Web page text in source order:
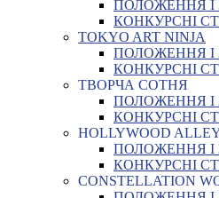
ПОЛОЖЕННЯ І
КОНКУРСНІ
TOKYO ART NINJA
ПОЛОЖЕННЯ І
КОНКУРСНІ
ТВОРЧА СОТНЯ
ПОЛОЖЕННЯ І
КОНКУРСНІ
HOLLYWOOD
ПОЛОЖЕННЯ І
КОНКУРСНІ
CONSTELLATION